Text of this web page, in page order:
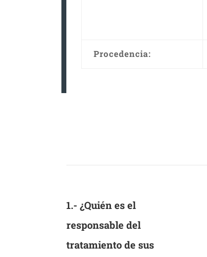
Procedencia:
1.- ¿Quién es el
responsable del
tratamiento de sus